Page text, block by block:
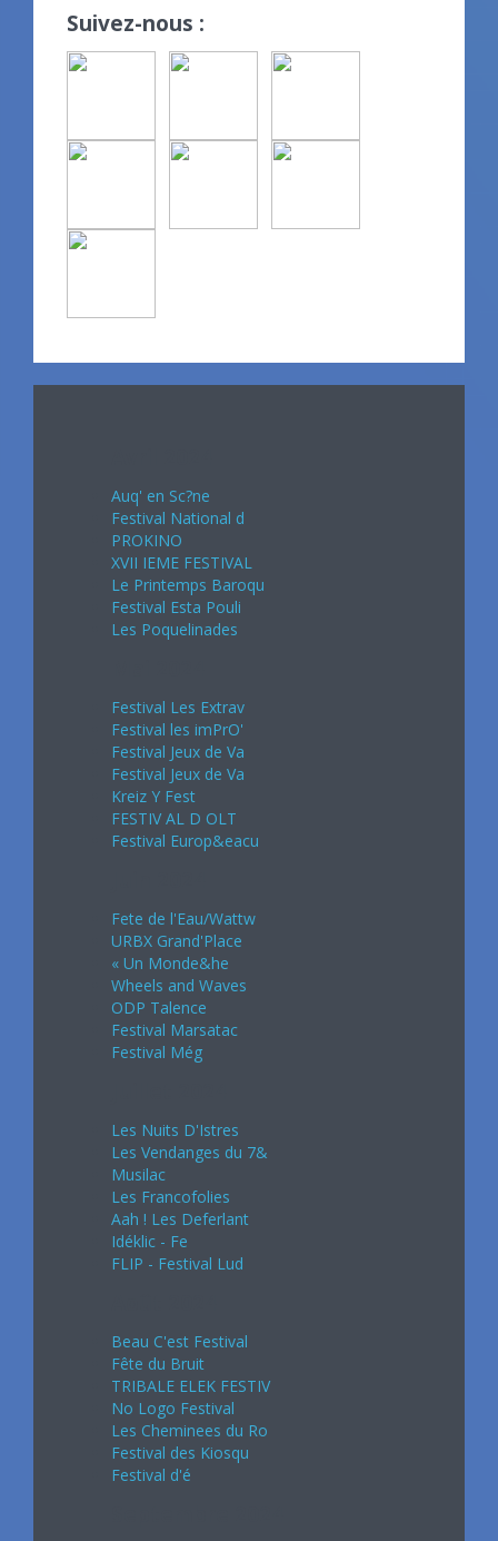
Suivez-nous :
Auq' en Sc?ne
Festival National d
PROKINO
XVII IEME FESTIVAL
Le Printemps Baroqu
Festival Esta Pouli
Les Poquelinades
Festival Les Extrav
Festival les imPrO'
Festival Jeux de Va
Festival Jeux de Va
Kreiz Y Fest
FESTIV AL D OLT
Festival Europ&eacu
Fete de l'Eau/Wattw
URBX Grand'Place
« Un Monde&he
Wheels and Waves
ODP Talence
Festival Marsatac
Festival Még
Les Nuits D'Istres
Les Vendanges du 7&
Musilac
Les Francofolies
Aah ! Les Deferlant
Idéklic - Fe
FLIP - Festival Lud
Beau C'est Festival
Fête du Bruit
TRIBALE ELEK FESTIV
No Logo Festival
Les Cheminees du Ro
Festival des Kiosqu
Festival d'é